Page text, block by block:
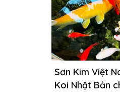
Sơn Kim Việt
Koi Nhật Bản